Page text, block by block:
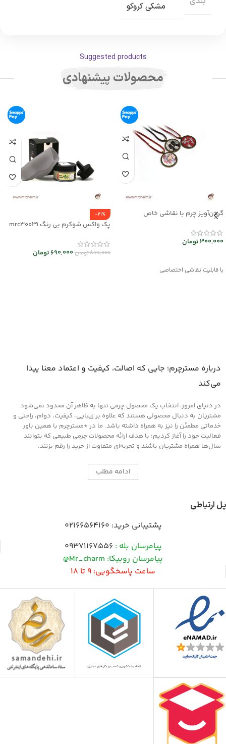
مشکی کروکو
Suggested products
محصولات پیشنهادی
گردن‌آویز چرم با نقاشی خاص
300,000تومان
با قابلیت نقاشی اختصاصی
-21%
پک واکس شوکرم بی رنگ mrc30029
870,000تومان690,000 تومان
درباره مسترچرم؛ جایی که اصالت، کیفیت و اعتماد معنا پیدا
می‌کند
در دنیای امروز، انتخاب یک محصول چرمی تنها به ظاهر آن محدود نمی‌شود.
مشتریان به دنبال محصولی هستند که علاوه بر زیبایی، کیفیت، دوام، راحتی و
خدماتی مطمئن را نیز به همراه داشته باشد. ما در *مسترچرم با همین باور
فعالیت خود را آغاز کردیم؛ با هدف ارائه محصولات چرمی طبیعی که بتوانند
سال‌ها همراه مشتریان باشند و تجربه‌ای متفاوت از خرید را رقم بزنند.
ادامه مطلب
پل ارتباطی
پشتیبانی خرید: 02166564160
پیامرسان بله : 09371167556
پیامرسان روبیکا: Mr_charm@
ساعت پاسخگویی: 9 تا 18